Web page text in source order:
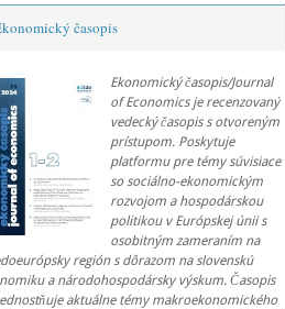
časopis
Ekonomický časopis/Journal
of Economics je recenzovaný
vedecký časopis s otvoreným
prístupom. Poskytuje
platformu pre témy súvisiace
so sociálno-ekonomickým
rozvojom a hospodárskou
politikou v Európskej únii s
osobitným zameraním na
región s dôrazom na slovenskú
a národohospodársky výskum. Časopis
aktuálne témy makroekonomického